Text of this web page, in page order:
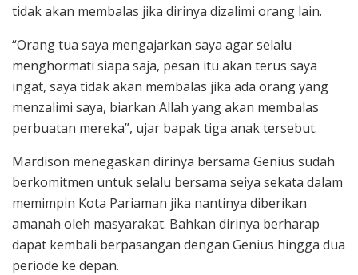
tidak akan membalas jika dirinya dizalimi orang lain.
“Orang tua saya mengajarkan saya agar selalu
menghormati siapa saja, pesan itu akan terus saya
ingat, saya tidak akan membalas jika ada orang yang
menzalimi saya, biarkan Allah yang akan membalas
perbuatan mereka”, ujar bapak tiga anak tersebut.
Mardison menegaskan dirinya bersama Genius sudah
berkomitmen untuk selalu bersama seiya sekata dalam
memimpin Kota Pariaman jika nantinya diberikan
amanah oleh masyarakat. Bahkan dirinya berharap
dapat kembali berpasangan dengan Genius hingga dua
periode ke depan.